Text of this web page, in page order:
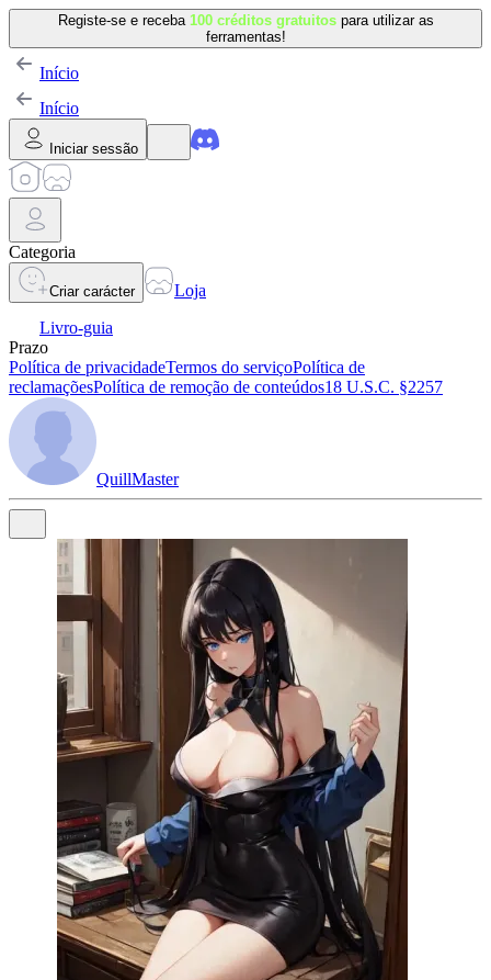
Registe-se e receba 100 créditos gratuitos para utilizar as
ferramentas!
Início
Início
Iniciar sessão
Categoria
Criar carácter
Loja
Livro-guia
Prazo
Política de privacidadeTermos do serviçoPolítica de
reclamaçõesPolítica de remoção de conteúdos18 U.S.C. §2257
QuillMaster